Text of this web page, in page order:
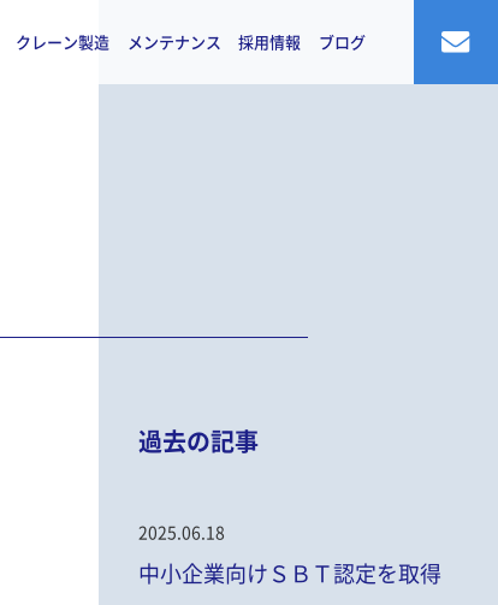
クレーン製造 メンテナンス 採用情報 ブログ
過去の記事
2025.06.18
中小企業向けＳＢＴ認定を取得